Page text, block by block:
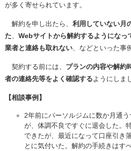
が多く寄せられています。
解約を申し出たら、 利用していない月
た
Webサイトから解約するようになっ
業者と連絡も取れない 、などといった事
契約する前には、 プランの内容や解約
者の連絡先等をよく確認するようにしま
【相談事例】
2年前にパーソルジムに数か月通
が、体調不良ですぐに退会した。
できたが、最近になって口座引き
とに気付いた。解約の手続きはす